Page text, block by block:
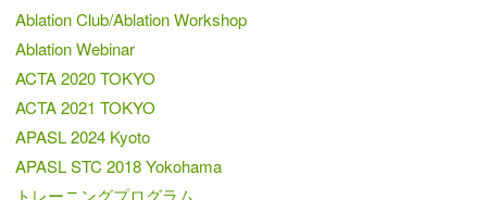
Ablation Club/Ablation Workshop
Ablation Webinar
ACTA 2020 TOKYO
ACTA 2021 TOKYO
APASL 2024 Kyoto
APASL STC 2018 Yokohama
トレーニングプログラム